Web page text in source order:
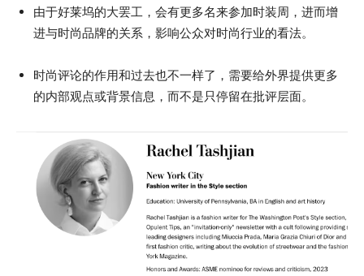
由于好莱坞的大罢工，会有更多名来参加时装周，进而增
进与时尚品牌的关系，影响公众对时尚行业的看法。
时尚评论的作用和过去也不一样了，需要给外界提供更多
的内部观点或背景信息，而不是只停留在批评层面。